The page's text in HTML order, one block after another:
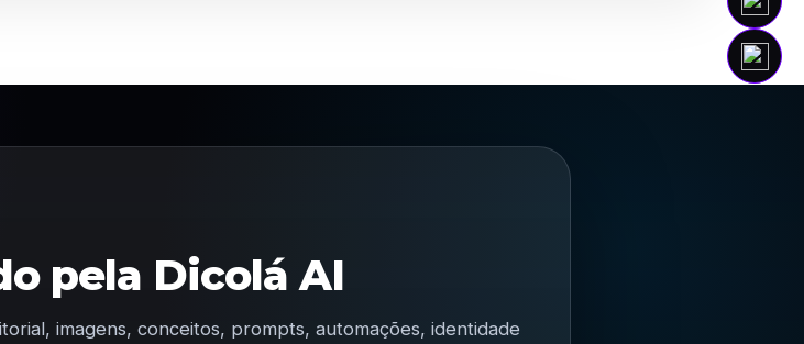
pela Dicolá AI
imagens, conceitos, prompts, automações, identidade